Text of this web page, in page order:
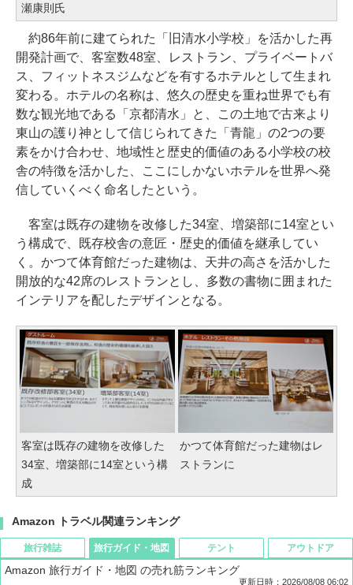
瀬康則氏
約86年前に建てられた「旧清水小学校」を活かした再
開発計画で、客室数48室、レストラン、プライベートバ
ス、フィットネスジムなどを有するホテルとして生まれ
変わる。ホテルの名称は、悠久の歴史を重ね世界でも有
数な観光地である「京都清水」と、この土地で古来より
東山の護り神として信じられてきた「青龍」の2つの要
素をかけ合わせ、地域性と歴史的価値のある小学校の校
舎の特徴を活かした、ここにしかないホテルを世界へ発
信していくべく命名したという。
客室は既存の建物を改修した34室、増築部に14室とい
う構成で、既存校舎の意匠・歴史的価値を継承してい
く。かつて体育館だった建物は、天井の高さを活かした
開放的な42席のレストランとし、多数の書物に囲まれた
インテリアを配したデザインとなる。
客室は既存の建物を改修した
34室、増築部に14室という構
成
かつて体育館だった建物はレ
ストランに
Amazon トラベル関連ランキング
旅行雑誌 旅行ガイド・地図
Amazon 旅行ガイド・地図 の売れ筋ランキング
更新日時：2026/08/08 06:02
テント アウトドア